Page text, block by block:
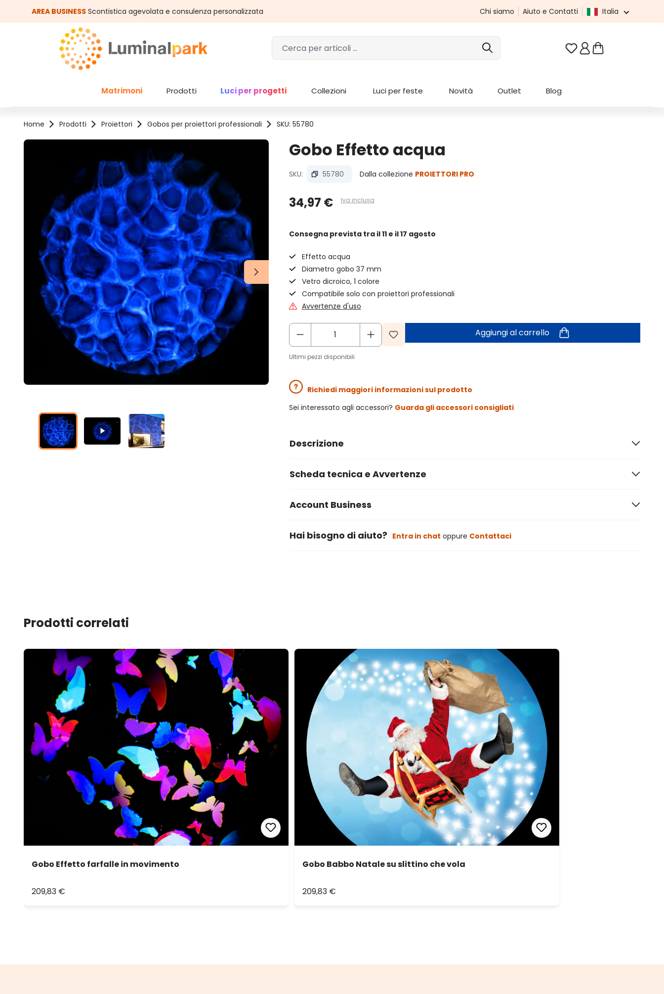
al contenuto principale
Salta alla ricerca
AREA BUSINESS Scontistica agevolata e consulenza personalizzata Chi siamo Aiuto e Contatti Italia
Hai 0 articoli nella
Matrimoni Prodotti Luci per progetti Collezioni Luci per feste Novità Outlet Blog
Home Prodotti Proiettori Gobos per proiettori professionali SKU: 55780
Salta la galleria di immagini Gobo Effetto acqua
SKU: 55780 Dalla collezione PROIETTORI PRO
34,97 € Iva inclusa
Consegna prevista tra il 11 e il 17 agosto
Effetto acqua
Diametro gobo 37 mm
Vetro dicroico, 1 colore
Compatibile solo con proiettori professionali
Avvertenze d'uso
Aggiungi al carrello
Ultimi pezzi disponibili
Richiedi maggiori informazioni sul prodotto
Sei interessato agli accessori? Guarda gli accessori consigliati
Descrizione
Scheda tecnica e Avvertenze
Account Business
Hai bisogno di aiuto? Entra in chat oppure Contattaci
Prodotti correlati
Gobo Effetto farfalle in movimento
209,83 €
Gobo Babbo Natale su slittino che vola
209,83 €